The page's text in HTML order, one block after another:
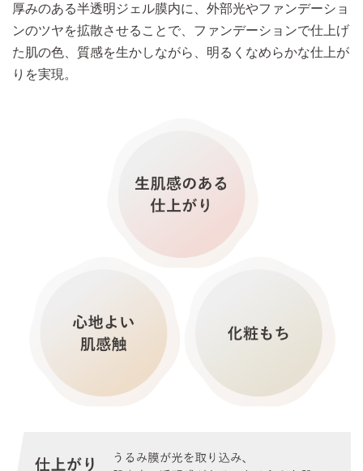
厚みのある半透明ジェル膜内に、外部光やファンデーショ
ンのツヤを拡散させることで、ファンデーションで仕上げ
た肌の色、質感を生かしながら、明るくなめらかな仕上が
りを実現。